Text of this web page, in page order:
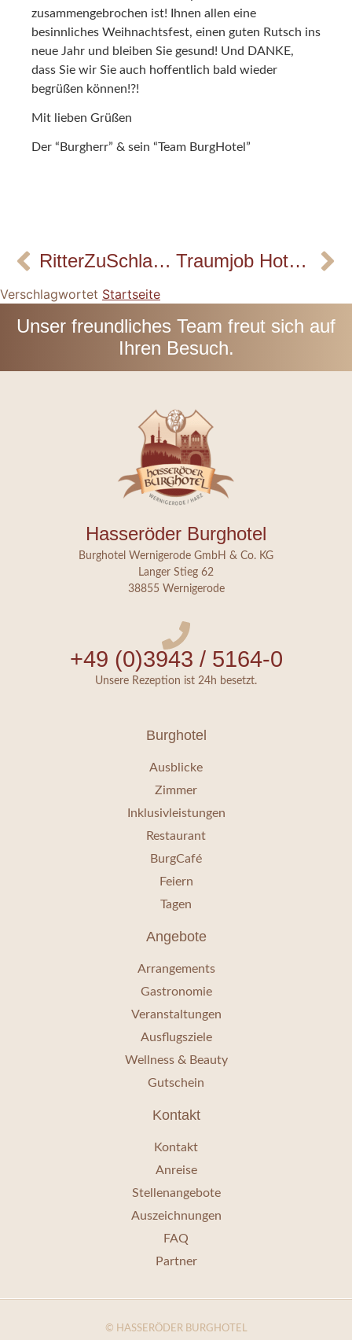
zusammengebrochen ist! Ihnen allen eine
besinnliches Weihnachtsfest, einen guten Rutsch ins
neue Jahr und bleiben Sie gesund! Und DANKE,
dass Sie wir Sie auch hoffentlich bald wieder
begrüßen können!?!
Mit lieben Grüßen
Der “Burgherr” & sein “Team BurgHotel”
RitterZuSchlag 2021 Traumjob Hotel – Gespräche für Deine Zukunft
Verschlagwortet Startseite
Unser freundliches Team freut sich auf
Ihren Besuch.
Hasseröder Burghotel
Burghotel Wernigerode GmbH & Co. KG
Langer Stieg 62
38855 Wernigerode
+49 (0)3943 / 5164-0
Unsere Rezeption ist 24h besetzt.
Burghotel
Ausblicke
Zimmer
Inklusivleistungen
Restaurant
BurgCafé
Feiern
Tagen
Angebote
Arrangements
Gastronomie
Veranstaltungen
Ausflugsziele
Wellness & Beauty
Gutschein
Kontakt
Kontakt
Anreise
Stellenangebote
Auszeichnungen
FAQ
Partner
© HASSERÖDER BURGHOTEL